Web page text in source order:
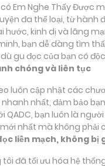
Em Nghe Thấy Được
đa thể loại, từ hành
hước, kinh dị và lãng
bạn dễ dàng tìm
gu đọc của bạn có
chóng và liên tục
luôn cập nhật các
nhất, đảm bảo
QADC, bạn luôn là
nhất mà không phải
liền mạch, không bị
tôi đã tối ưu hóa hệ